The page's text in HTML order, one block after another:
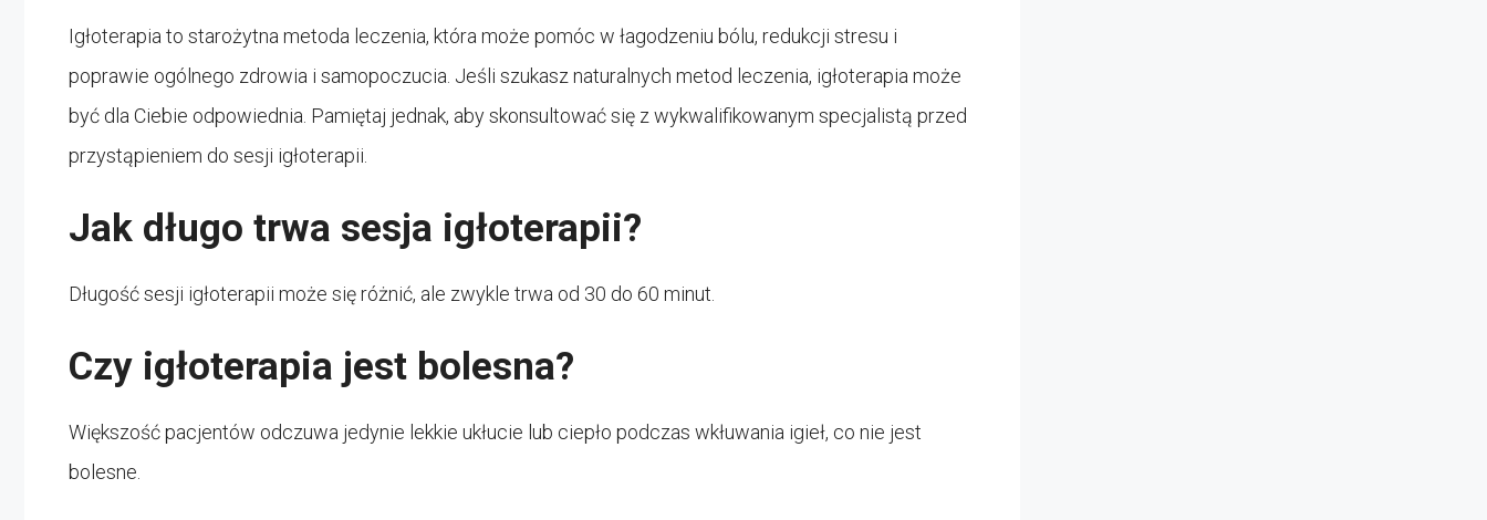
Igłoterapia to starożytna metoda leczenia, która może pomóc w łagodzeniu bólu, redukcji stresu i
poprawie ogólnego zdrowia i samopoczucia. Jeśli szukasz naturalnych metod leczenia, igłoterapia może
być dla Ciebie odpowiednia. Pamiętaj jednak, aby skonsultować się z wykwalifikowanym specjalistą przed
przystąpieniem do sesji igłoterapii.
Jak długo trwa sesja igłoterapii?
Długość sesji igłoterapii może się różnić, ale zwykle trwa od 30 do 60 minut.
Czy igłoterapia jest bolesna?
Większość pacjentów odczuwa jedynie lekkie ukłucie lub ciepło podczas wkłuwania igieł, co nie jest
bolesne.